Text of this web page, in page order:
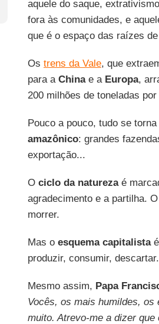
aquele do saque,
fora às comunidades, e
que é o espaço das raízes
Os trens da Vale, que
para a Chinae a Europa,
200 milhões de toneladas por
Pouco a pouco, tudo se
amazônico: grandes
exportação...
O ciclo da naturezaé
agradecimento e a partilha.
morrer.
Mas o esquema capitalistaé
produzir, consumir, descartar.
Mesmo assim, Papa
Vocês, os mais humildes,
muito. Atrevo-me a dizer